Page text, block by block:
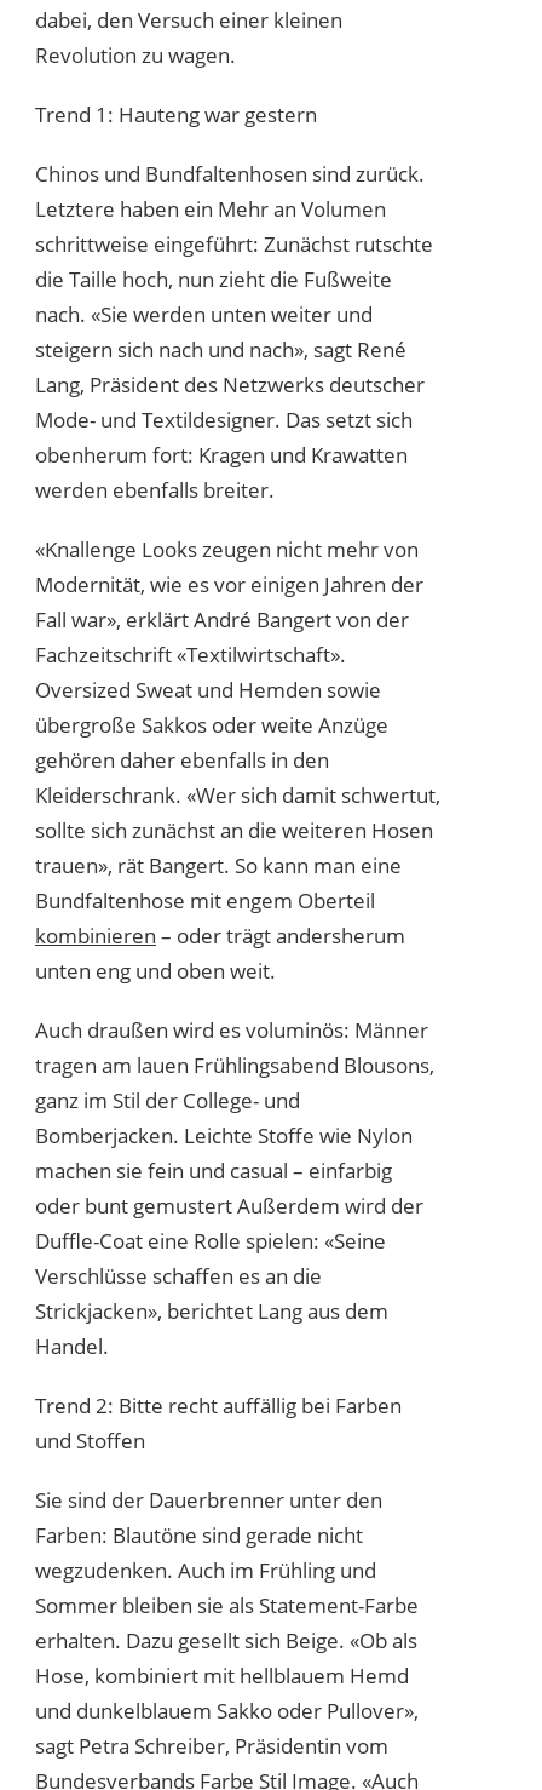
dabei, den Versuch einer kleinen
Revolution zu wagen.
Trend 1: Hauteng war gestern
Chinos und Bundfaltenhosen sind zurück.
Letztere haben ein Mehr an Volumen
schrittweise eingeführt: Zunächst rutschte
die Taille hoch, nun zieht die Fußweite
nach. «Sie werden unten weiter und
steigern sich nach und nach», sagt René
Lang, Präsident des Netzwerks deutscher
Mode- und Textildesigner. Das setzt sich
obenherum fort: Kragen und Krawatten
werden ebenfalls breiter.
«Knallenge Looks zeugen nicht mehr von
Modernität, wie es vor einigen Jahren der
Fall war», erklärt André Bangert von der
Fachzeitschrift «Textilwirtschaft».
Oversized Sweat und Hemden sowie
übergroße Sakkos oder weite Anzüge
gehören daher ebenfalls in den
Kleiderschrank. «Wer sich damit schwertut,
sollte sich zunächst an die weiteren Hosen
trauen», rät Bangert. So kann man eine
Bundfaltenhose mit engem Oberteil
kombinieren – oder trägt andersherum
unten eng und oben weit.
Auch draußen wird es voluminös: Männer
tragen am lauen Frühlingsabend Blousons,
ganz im Stil der College- und
Bomberjacken. Leichte Stoffe wie Nylon
machen sie fein und casual – einfarbig
oder bunt gemustert Außerdem wird der
Duffle-Coat eine Rolle spielen: «Seine
Verschlüsse schaffen es an die
Strickjacken», berichtet Lang aus dem
Handel.
Trend 2: Bitte recht auffällig bei Farben
und Stoffen
Sie sind der Dauerbrenner unter den
Farben: Blautöne sind gerade nicht
wegzudenken. Auch im Frühling und
Sommer bleiben sie als Statement-Farbe
erhalten. Dazu gesellt sich Beige. «Ob als
Hose, kombiniert mit hellblauem Hemd
und dunkelblauem Sakko oder Pullover»,
sagt Petra Schreiber, Präsidentin vom
Bundesverbands Farbe Stil Image. «Auch